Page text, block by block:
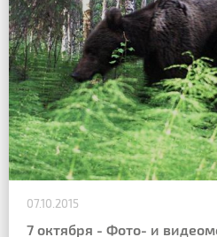
07.10.2015
7 октября - Фото- и